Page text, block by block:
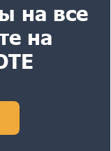
на все
на